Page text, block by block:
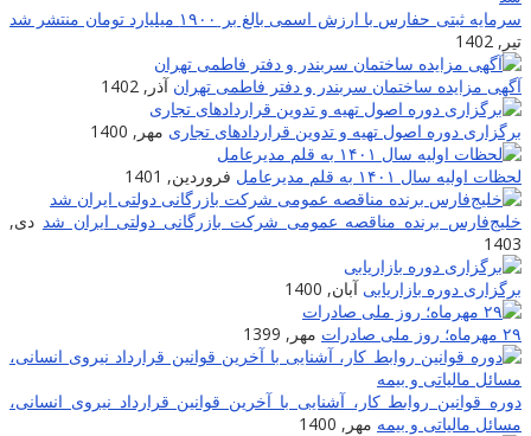
سرمایه ثبتی حفارس با ارزش اسمی بالغ بر ۱۹۰۰ میلیارد تومان منتشر شد
تیر, 1402
آگهی مزایده ساختمان سربندر و دفتر فاطمی تهران آذر, 1402
برگزاری دوره اصول تهیه و تدوین قراردادهای تجاری مهر, 1400
لحظات اولیه سال ۱۴۰۱ به قلم مدیرعامل
فروردین, 1401
خلیج‌فارس برنده مناقصه عمومی شرکت بازرگانی دولتی ایران شد دی,
1403
برگزاری دوره بازاریابی آبان, 1400
۲۹ مهرماه؛ روز ملی صادرات
مهر, 1399
دوره قوانین روابط کار، آشنایی با آخرین قوانین قرارداد نیروی انسانی،
مسائل مالیاتی و بیمه مهر, 1400